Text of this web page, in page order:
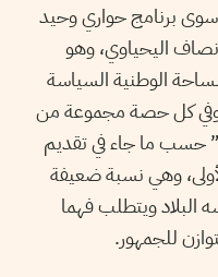
سوى برنامج حواري وحيد
اليحياوي، وهو
الوطنية السياسة
وفي كل حصة مجموعة من
حسب ما جاء في تقديم
وهي نسبة ضعيفة
البلاد ويتطلب فهما
للجمهور.